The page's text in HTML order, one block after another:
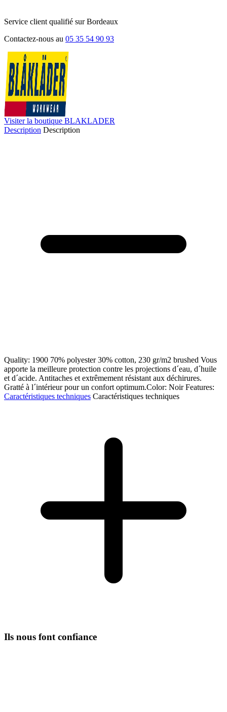
Service client qualifié sur Bordeaux
Contactez-nous au 05 35 54 90 93
Visiter la boutique BLAKLADER
Description Description
Quality: 1900 70% polyester 30% cotton, 230 gr/m2 brushed Vous
apporte la meilleure protection contre les projections d´eau, d´huile
et d´acide. Antitaches et extrêmement résistant aux déchirures.
Gratté à l´intérieur pour un confort optimum.Color: Noir Features:
Caractéristiques techniques Caractéristiques techniques
Ils nous font confiance